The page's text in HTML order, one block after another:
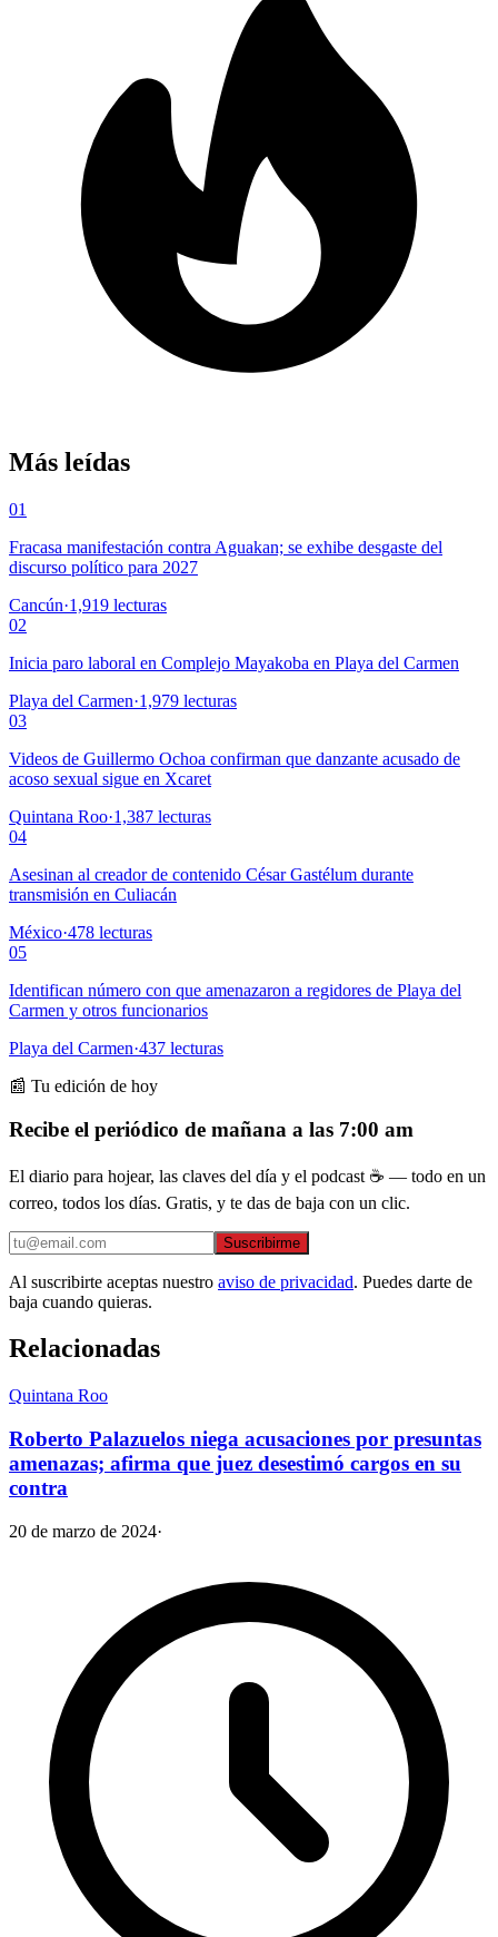
Más leídas
01
Fracasa manifestación contra Aguakan; se exhibe desgaste del
discurso político para 2027
Cancún·1,919 lecturas
02
Inicia paro laboral en Complejo Mayakoba en Playa del Carmen
Playa del Carmen·1,979 lecturas
03
Videos de Guillermo Ochoa confirman que danzante acusado de
acoso sexual sigue en Xcaret
Quintana Roo·1,387 lecturas
04
Asesinan al creador de contenido César Gastélum durante
transmisión en Culiacán
México·478 lecturas
05
Identifican número con que amenazaron a regidores de Playa del
Carmen y otros funcionarios
Playa del Carmen·437 lecturas
📰 Tu edición de hoy
Recibe el periódico de mañana a las 7:00 am
El diario para hojear, las claves del día y el podcast ☕ — todo en un
correo, todos los días. Gratis, y te das de baja con un clic.
Suscribirme
Al suscribirte aceptas nuestro aviso de privacidad. Puedes darte de
baja cuando quieras.
Relacionadas
Quintana Roo
Roberto Palazuelos niega acusaciones por presuntas
amenazas; afirma que juez desestimó cargos en su
contra
20 de marzo de 2024·